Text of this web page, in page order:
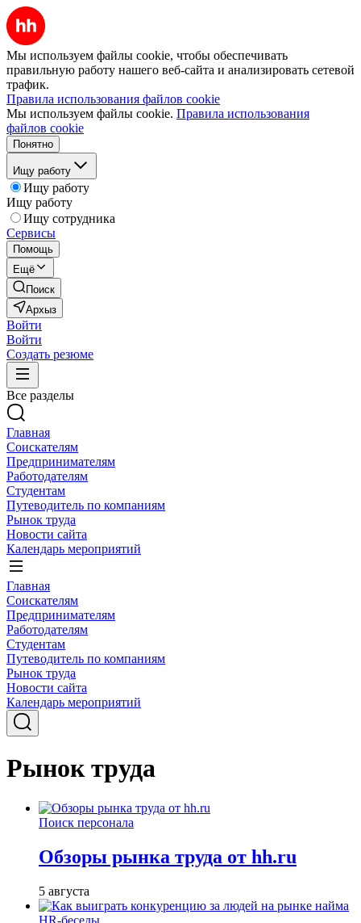
Мы используем файлы cookie, чтобы обеспечивать
правильную работу нашего веб-сайта и анализировать сетевой
трафик.
Правила использования файлов cookie
Мы используем файлы cookie. Правила использования
файлов cookie
Понятно
Ищу работу
Ищу работу
Ищу работу
Ищу сотрудника
Сервисы
Помощь
Ещё
Поиск
Архыз
Войти
Войти
Создать резюме
Все разделы
Главная
Соискателям
Предпринимателям
Работодателям
Студентам
Путеводитель по компаниям
Рынок труда
Новости сайта
Календарь мероприятий
Главная
Соискателям
Предпринимателям
Работодателям
Студентам
Путеводитель по компаниям
Рынок труда
Новости сайта
Календарь мероприятий
Рынок труда
Поиск персонала
Обзоры рынка труда от hh.ru
5 августа
HR-беседы